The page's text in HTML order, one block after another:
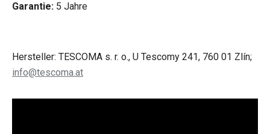
Garantie: 5 Jahre
Hersteller: TESCOMA s. r. o., U Tescomy 241, 760 01 Zlín;
info@tescoma.at